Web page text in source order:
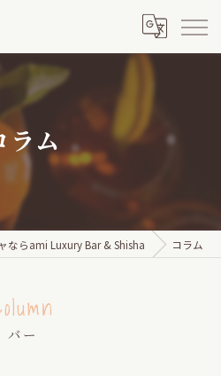
ラム
ならami Luxury Bar & Shisha コラム
バー